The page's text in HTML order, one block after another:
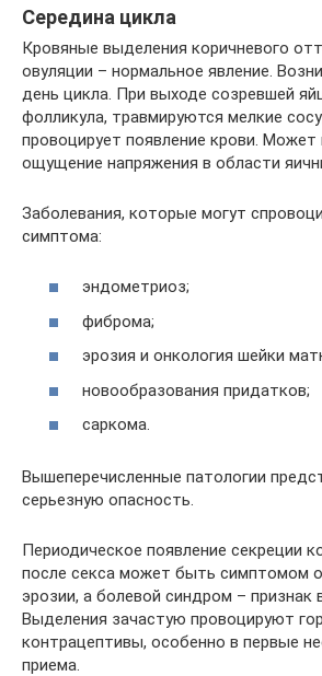
Середина цикла
Кровяные выделения коричневого
овуляции – нормальное явление.
день цикла. При выходе созревшей
фолликула, травмируются мелкие
провоцирует появление крови. Может
ощущение напряжения в области
Заболевания, которые могут
симптома:
эндометриоз;
фиброма;
эрозия и онкология шейки
новообразования придатков;
саркома.
Вышеперечисленные патологии
серьезную опасность.
Периодическое появление секреции
после секса может быть симптомом
эрозии, а болевой синдром – признак
Выделения зачастую провоцируют
контрацептивы, особенно в первые
приема.